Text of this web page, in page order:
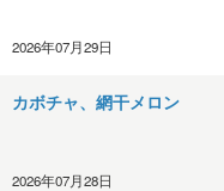
2026年07月29日
カボチャ、網干メロン
2026年07月28日